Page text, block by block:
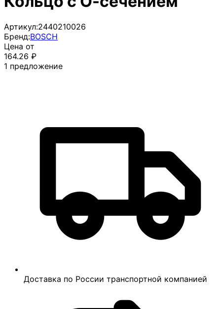
Артикул:2440210026
Бренд:BOSCH
Цена от
164.26 ₽
1 предложение
Доставка по России транспортной компанией